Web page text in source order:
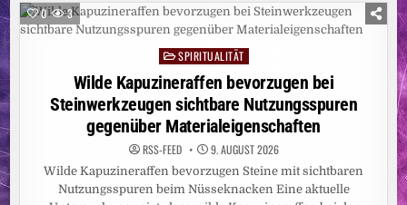
AUF
ZEHNJAHRESTIEF
0 3
Posted
in
SPIRITUALITÄT
Wilde Kapuzineraffen bevorzugen bei
Steinwerkzeugen sichtbare Nutzungsspuren
gegenüber Materialeigenschaften
RSS-FEED 9. AUGUST 2026
Wilde Kapuzineraffen bevorzugen Steine mit sichtbaren
Nutzungsspuren beim Nüsseknacken Eine aktuelle